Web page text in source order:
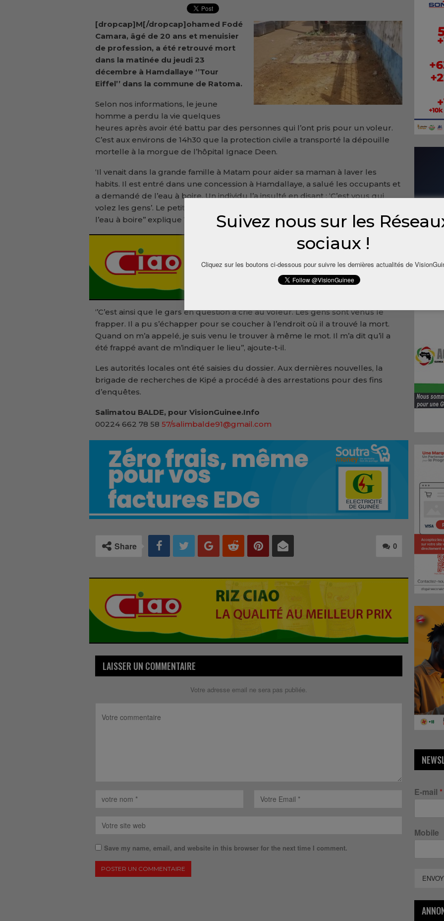
[dropcap]M[/dropcap]ohamed Fodé
Camara, âgé de 20 ans et menuisier
de profession, a été retrouvé mort
dans la matinée du jeudi 23
décembre à Hamdallaye ‘’Tour
Eiffel’’ dans la commune de Ratoma.
Selon nos informations, le jeune
homme a perdu la vie quelques
heures après avoir été battu par des personnes qui l’ont pris pour un voleur.
C’est aux environs de 14h30 que la protection civile a transporté la dépouille
mortelle à la morgue de l’hôpital Ignace Deen.
‘Il venait dans la grande famille à Matam pour aider sa maman à laver les
habits. Il est entré dans une concession à Hamdallaye, a salué les occupants et
a demandé de l’eau à boire. Un individu l’a insulté en disant : ‘C’est vous qui
volez les gens’. Le petit a répondu qu’il n’est pas voleur et qu’il veut juste de
l’eau à boire’’ explique Yamoussa Touré, père adoptif de la victime.
‘’C’est ainsi que le gars en question a crié au voleur. Les gens sont venus le
frapper. Il a pu s’échapper pour se coucher à l’endroit où il a trouvé la mort.
Quand on m’a appelé, je suis venu le trouver à même le mot. Il m’a dit qu’il a
été frappé avant de m’indiquer le lieu’’, ajoute-t-il.
Les autorités locales ont été saisies du dossier. Aux dernières nouvelles, la
brigade de recherches de Kipé a procédé à des arrestations pour des fins
d’enquêtes.
Salimatou BALDE, pour VisionGuinee.Info
00224 662 78 58 57/salimbalde91@gmail.com
0
Share
LAISSER UN COMMENTAIRE
Votre adresse email ne sera pas publiée.
Save my name, email, and website in this browser for the next time I comment.
E-mail *
Mobile
Suivez nous sur les
sociaux !
Cliquez sur les boutons ci-dessous pour suivre les dernières actualités de